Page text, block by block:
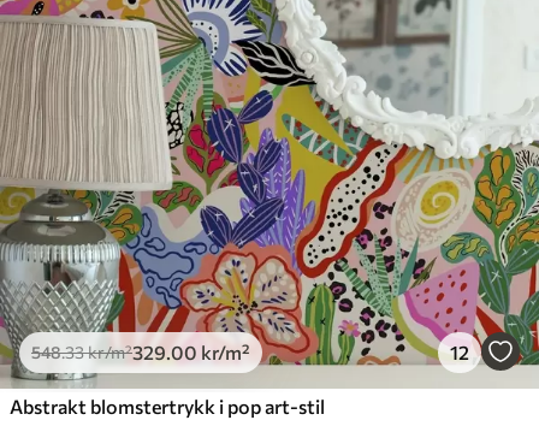
548.33kr/m²329.00 kr/m² 12
Abstrakt blomstertrykk i pop art-stil